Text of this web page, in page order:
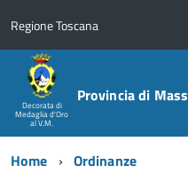
Regione Toscana
Decorata di
Medaglia d'Oro
al V.M.
Provincia di
Home Ordinanze